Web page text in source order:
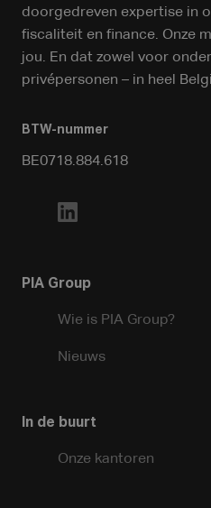
doorgedreven expertise in
fiscaliteit en finance. Onze
jou. En dat zowel voor
privépersonen – in heel
BTW-nummer
BE0718.884.618
PIA Group
Wie is PIA Group?
Nieuws
In de buurt
Onze kantoren